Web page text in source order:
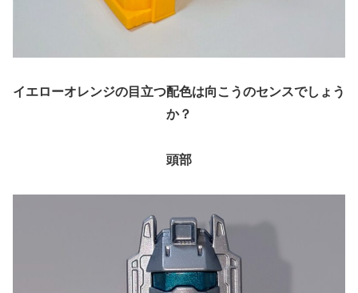
イエローオレンジの目立つ配色は向こうのセンスでしょう
か？
頭部